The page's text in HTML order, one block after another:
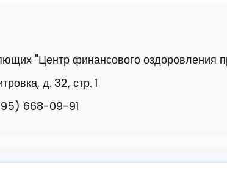
"Центр финансового оздоровления
д. 32, стр. 1
668-09-91